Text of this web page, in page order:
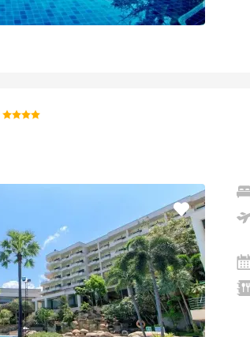
Hodnotenie:
Pridať
do
obľúbených